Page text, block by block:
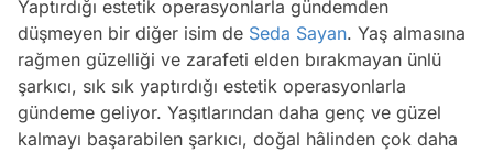
Yaptırdığı estetik operasyonlarla gündemden
düşmeyen bir diğer isim de Seda Sayan. Yaş almasına
rağmen güzelliği ve zarafeti elden bırakmayan ünlü
şarkıcı, sık sık yaptırdığı estetik operasyonlarla
gündeme geliyor. Yaşıtlarından daha genç ve güzel
kalmayı başarabilen şarkıcı, doğal hâlinden çok daha